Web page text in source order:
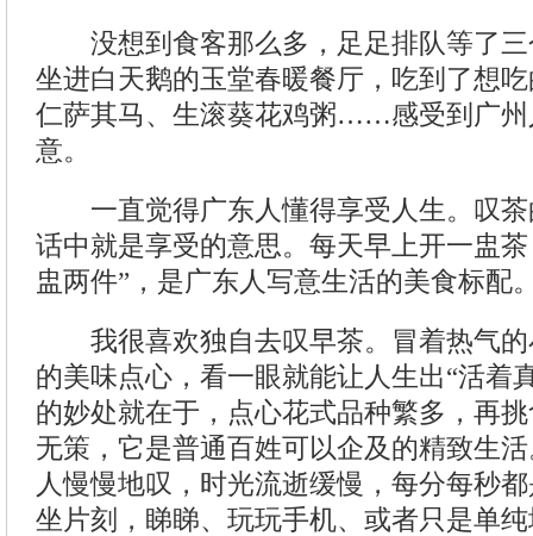
没想到食客那么多，足足排队等了三
坐进白天鹅的玉堂春暖餐厅，吃到了想
仁萨其马、生滚葵花鸡粥……感受到广州
意。
一直觉得广东人懂得享受人生。叹茶
话中就是享受的意思。每天早上开一盅
盅两件”，是广东人写意生活的美食标配
我很喜欢独自去叹早茶。冒着热气的
的美味点心，看一眼就能让人生出“活着
的妙处就在于，点心花式品种繁多，再
无策，它是普通百姓可以企及的精致生
人慢慢地叹，时光流逝缓慢，每分每秒
坐片刻，睇睇、玩玩手机、或者只是单